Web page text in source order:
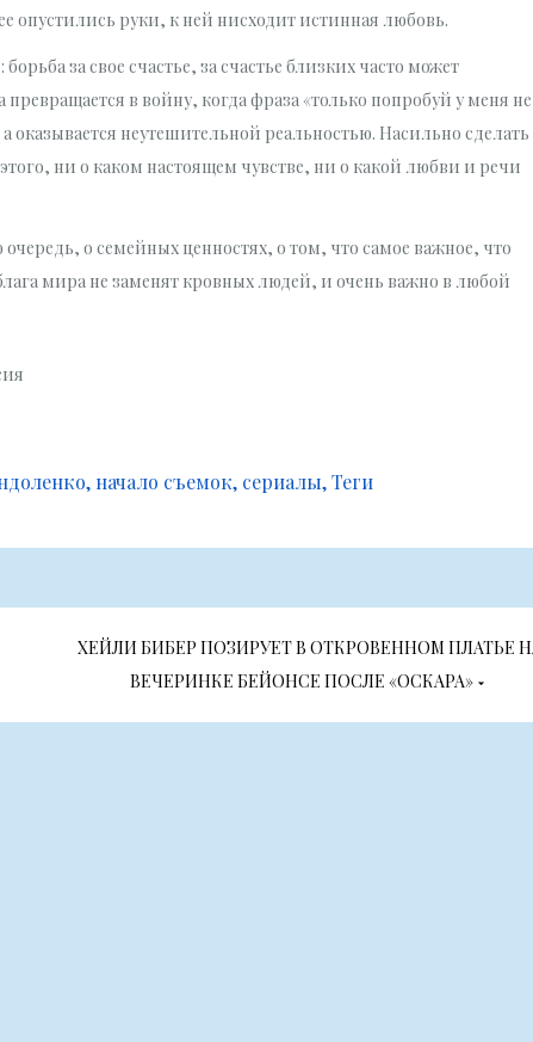
опустились руки, к ней нисходит истинная любовь.
за свое счастье, за счастье близких часто может
в войну, когда фраза «только попробуй у меня не
оказывается неутешительной реальностью. Насильно сделать
ни о каком настоящем чувстве, ни о какой любви и речи
о семейных ценностях, о том, что самое важное, что
мира не заменят кровных людей, и очень важно в любой
начало съемок сериалы Теги
ХЕЙЛИ БИБЕР ПОЗИРУЕТ В ОТКРОВЕННОМ ПЛАТЬЕ
ВЕЧЕРИНКЕ БЕЙОНСЕ ПОСЛЕ «ОСКАРА»